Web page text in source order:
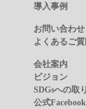
導入事例
お問い合わせ
よくあるご質
会社案内
ビジョン
SDGsへの取
公式Facebook